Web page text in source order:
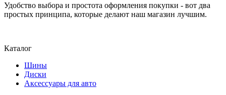
Удобство выбора и простота оформления покупки - вот два
простых принципа, которые делают наш магазин лучшим.
Каталог
Шины
Диски
Аксессуары для авто